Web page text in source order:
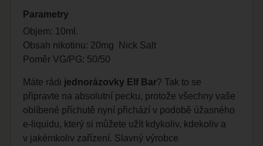
Parametry
Objem: 10ml.
Obsah nikotinu: 20mg Nick Salt
Poměr VG/PG: 50/50
Máte rádi jednorázovky Elf Bar? Tak to se
připravte na absolutní pecku, protože všechny vaše
oblíbené příchutě nyní přichází v podobě úžasného
e-liquidu, který si můžete užít kdykoliv, kdekoliv a
v jakémkoliv zařízení. Slavný výrobce